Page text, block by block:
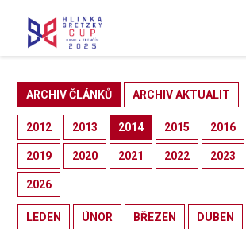
ARCHIV ČLÁNKŮ ARCHIV AKTUALIT
2012 2013 2014 2015 2016
2019 2020 2021 2022 2023
2026
LEDEN ÚNOR BŘEZEN DUBEN